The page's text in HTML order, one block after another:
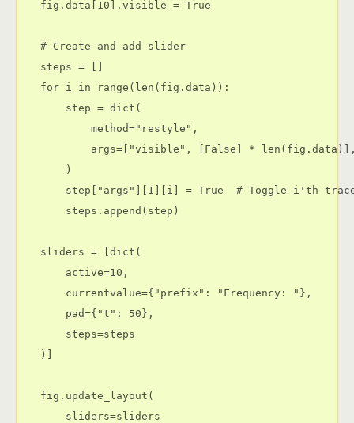
fig.data[10].visible = True
# Create and add slider
steps = []
for i in range(len(fig.data)):
    step = dict(
        method="restyle",
args=["visible", [False] *
    )
step["args"][1][i] = True  # Toggle i'th
    steps.append(step)
sliders = [dict(
    active=10,
    currentvalue={"prefix": "Frequency: "},
    pad={"t": 50},
    steps=steps
)]
fig.update_layout(
    sliders=sliders